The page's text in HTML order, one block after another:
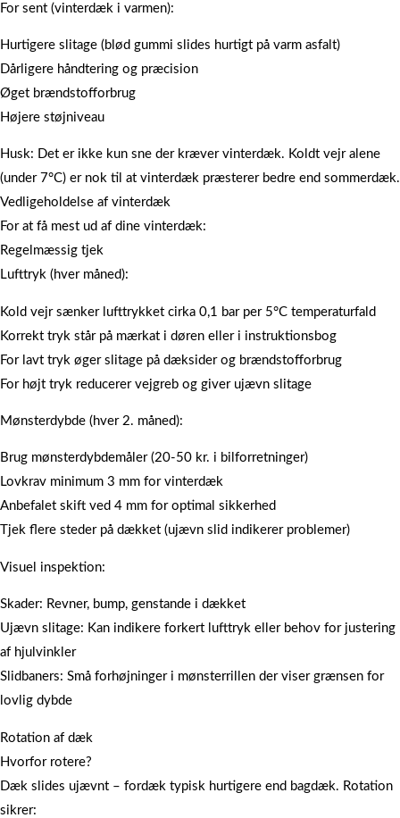
For sent (vinterdæk i varmen):
Hurtigere slitage (blød gummi slides hurtigt på varm asfalt)
Dårligere håndtering og præcision
Øget brændstofforbrug
Højere støjniveau
Husk: Det er ikke kun sne der kræver vinterdæk. Koldt vejr alene
(under 7°C) er nok til at vinterdæk præsterer bedre end sommerdæk.
Vedligeholdelse af vinterdæk
For at få mest ud af dine vinterdæk:
Regelmæssig tjek
Lufttryk (hver måned):
Kold vejr sænker lufttrykket cirka 0,1 bar per 5°C temperaturfald
Korrekt tryk står på mærkat i døren eller i instruktionsbog
For lavt tryk øger slitage på dæksider og brændstofforbrug
For højt tryk reducerer vejgreb og giver ujævn slitage
Mønsterdybde (hver 2. måned):
Brug mønsterdybdemåler (20-50 kr. i bilforretninger)
Lovkrav minimum 3 mm for vinterdæk
Anbefalet skift ved 4 mm for optimal sikkerhed
Tjek flere steder på dækket (ujævn slid indikerer problemer)
Visuel inspektion:
Skader: Revner, bump, genstande i dækket
Ujævn slitage: Kan indikere forkert lufttryk eller behov for justering
af hjulvinkler
Slidbaners: Små forhøjninger i mønsterrillen der viser grænsen for
lovlig dybde
Rotation af dæk
Hvorfor rotere?
Dæk slides ujævnt – fordæk typisk hurtigere end bagdæk. Rotation
sikrer: